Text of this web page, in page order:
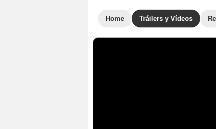
Home Tráilers y Vídeos